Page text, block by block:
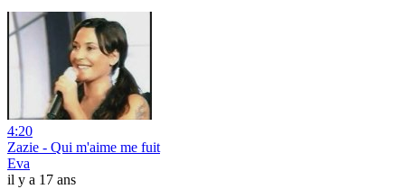
4:20
Zazie - Qui m'aime me fuit
Eva
il y a 17 ans